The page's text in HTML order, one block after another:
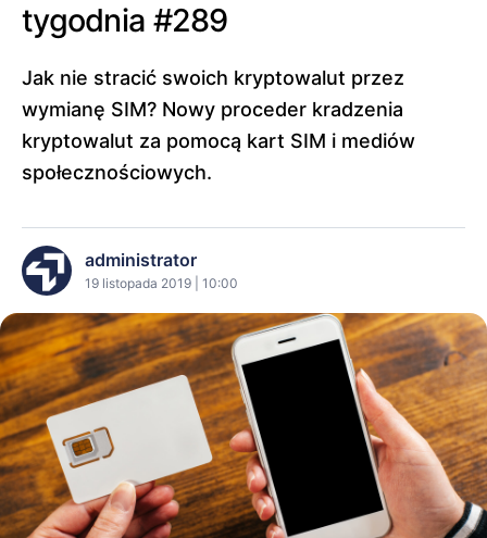
tygodnia #289
Jak nie stracić swoich kryptowalut przez
wymianę SIM? Nowy proceder kradzenia
kryptowalut za pomocą kart SIM i mediów
społecznościowych.
administrator
19 listopada 2019 | 10:00